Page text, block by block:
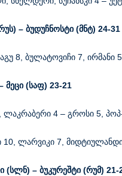
– ბუდუჩნოსტი (მნტ) 24-31
8, ბულატოვიჩი 7, ირმანი
მეცი (საფ) 23-21
ლაკრაბერი 4 – გროსი 5,
ლარვიკი 7, მიდტიულანდი
(სლნ) – ბუკურეშტი (რუმ) 21-